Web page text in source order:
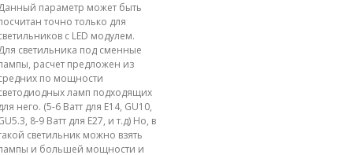
параметр может быть
точно только для
с LED модулем.
светильника под сменные
расчет предложен из
по мощности
ламп подходящих
него. (5-6 Ватт для E14, GU10,
8-9 Ватт для E27, и т.д) Но, в
светильник можно взять
и большей мощности и